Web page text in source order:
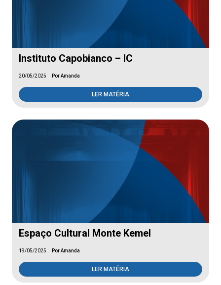
Instituto Capobianco – IC
20/05/2025 Por Amanda
LER MATÉRIA
Espaço Cultural Monte Kemel
19/05/2025 Por Amanda
LER MATÉRIA